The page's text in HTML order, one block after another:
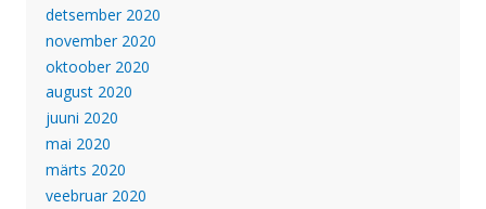
detsember 2020
november 2020
oktoober 2020
august 2020
juuni 2020
mai 2020
märts 2020
veebruar 2020